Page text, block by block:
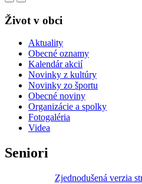
Život v obci
Aktuality
Obecné oznamy
Kalendár akcií
Novinky z kultúry
Novinky zo športu
Obecné noviny
Organizácie a spolky
Fotogaléria
Videa
Seniori
Zjednodušená verzia